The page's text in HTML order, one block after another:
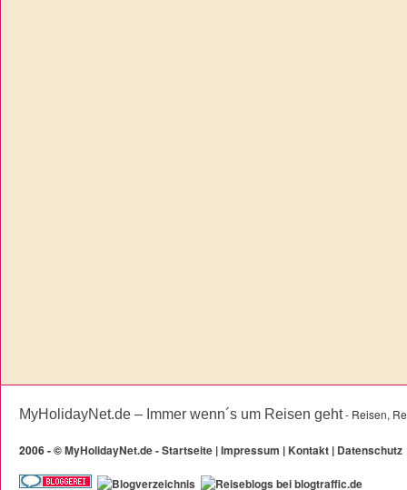
MyHolidayNet.de – Immer wenn´s um Reisen geht- Reisen,
2006 -©MyHolidayNet.de - Startseite |Impressum | Kontakt | Datenschutz